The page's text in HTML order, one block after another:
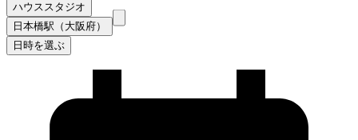
ハウススタジオ
日本橋駅（大阪府）
日時を選ぶ